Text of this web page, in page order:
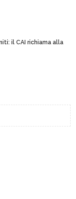
il CAI richiama alla